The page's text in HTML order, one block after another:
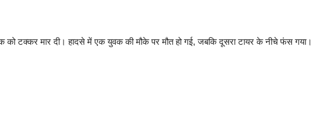
को टक्कर मार दी। हादसे में एक युवक की मौके पर मौत हो गई, जबकि दूसरा टायर के नीचे फंस गया।